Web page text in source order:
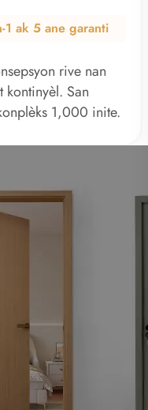
1 ak 5 ane garanti
rive nan
kontinyèl. San
1,000 inite.